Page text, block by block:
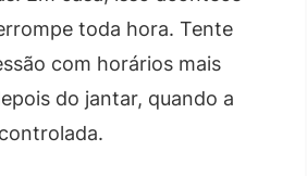
toda hora. Tente
com horários mais
do jantar, quando a